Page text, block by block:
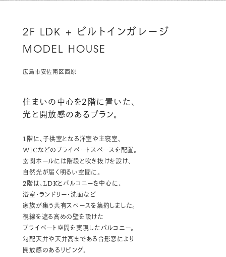
2F LDK + ビルトインガレージ
MODEL HOUSE
広島市安佐南区西原
住まいの中心を2階に置いた、
光と開放感のあるプラン。
1階に、子供室となる洋室や主寝室、
WICなどのプライベートスペースを配置。
玄関ホールには階段と吹き抜けを設け、
自然光が届く明るい空間に。
2階は、LDKとバルコニーを中心に、
浴室・ランドリー・洗面など
家族が集う共有スペースを集約しました。
視線を遮る高めの壁を設けた
プライベート空間を実現したバルコニー。
勾配天井や天井高まである台形窓により
開放感のあるリビング。